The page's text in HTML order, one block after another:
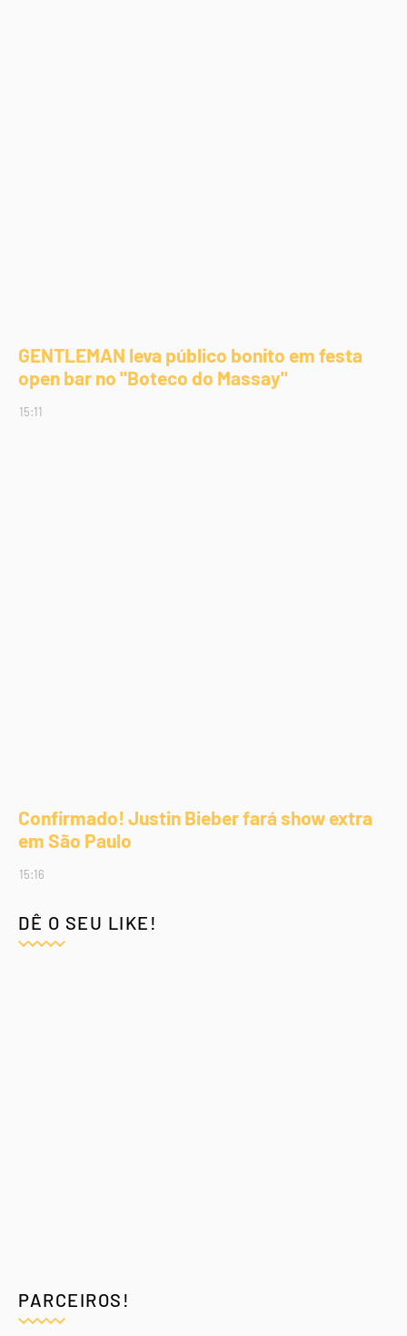
GENTLEMAN leva público bonito em festa
open bar no "Boteco do Massay"
15:11
Confirmado! Justin Bieber fará show extra
em São Paulo
15:16
DÊ O SEU LIKE!
PARCEIROS!